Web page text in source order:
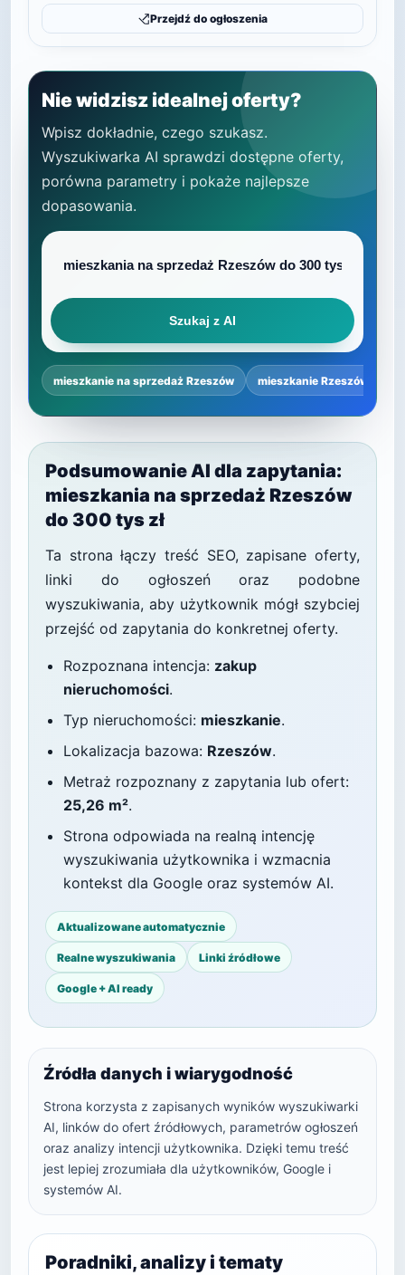
Przejdź do ogłoszenia
Nie widzisz idealnej oferty?
Wpisz dokładnie, czego szukasz.
Wyszukiwarka AI sprawdzi dostępne oferty,
porówna parametry i pokaże najlepsze
dopasowania.
Szukaj z AI
mieszkanie na sprzedaż Rzeszów mieszkanie Rzeszów cena
Podsumowanie AI dla zapytania:
mieszkania na sprzedaż Rzeszów
do 300 tys zł
Ta strona łączy treść SEO, zapisane oferty,
linki do ogłoszeń oraz podobne
wyszukiwania, aby użytkownik mógł szybciej
przejść od zapytania do konkretnej oferty.
Rozpoznana intencja: zakup
nieruchomości.
Typ nieruchomości: mieszkanie.
Lokalizacja bazowa: Rzeszów.
Metraż rozpoznany z zapytania lub ofert:
25,26 m².
Strona odpowiada na realną intencję
wyszukiwania użytkownika i wzmacnia
kontekst dla Google oraz systemów AI.
Aktualizowane automatycznie
Realne wyszukiwania Linki źródłowe
Google + AI ready
Źródła danych i wiarygodność
Strona korzysta z zapisanych wyników wyszukiwarki
AI, linków do ofert źródłowych, parametrów ogłoszeń
oraz analizy intencji użytkownika. Dzięki temu treść
jest lepiej zrozumiała dla użytkowników, Google i
systemów AI.
Poradniki, analizy i tematy